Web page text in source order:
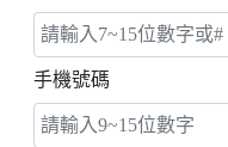
手機號碼